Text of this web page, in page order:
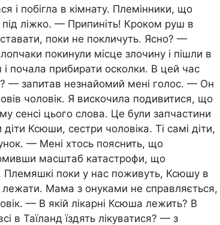
і побігла в кімнату. Племінники, що
під ліжко. — Припиніть! Кроком руш в
поки не покличуть. Ясно? —
покинули місце злочину і пішли в
почала прибирати осколки. В цей час
— запитав незнайомий мені голос. — Он
чоловік. Я вискочила подивитися, що
сенсі цього слова. Це були запчастини
діти Ксюши, сестри чоловіка. Ті самі діти,
— Мені хтось пояснить, що
масштаб катастрофи, що
Племяшкі поки у нас поживуть, Ксюшу в
Мама з онуками не справляється,
— В якій лікарні Ксюша лежить? В
в Таїланд їздять лікуватися? — з